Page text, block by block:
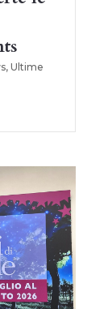
, Ultime